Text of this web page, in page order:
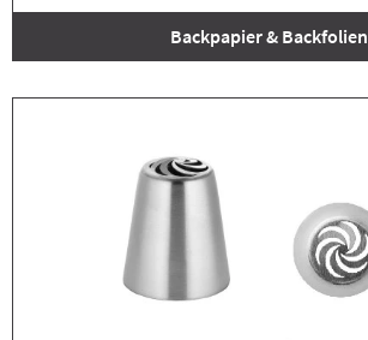
Backpapier & Backfolien